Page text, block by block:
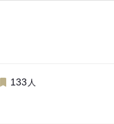
133 人